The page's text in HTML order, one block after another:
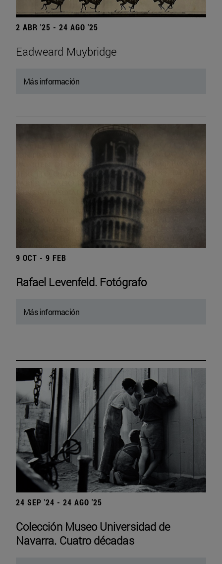
2 ABR '25 - 24 AGO '25
Eadweard Muybridge
Más información
9 OCT - 9 FEB
Rafael Levenfeld. Fotógrafo
Más información
24 SEP '24 - 24 AGO '25
Colección Museo Universidad de
Navarra. Cuatro décadas